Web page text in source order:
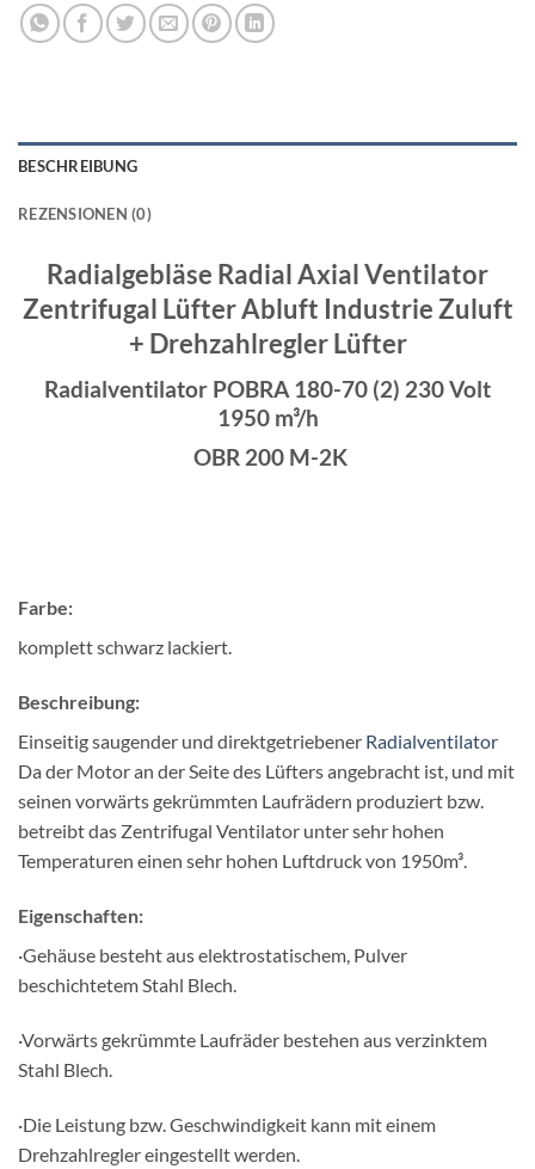
BESCHREIBUNG
REZENSIONEN (0)
Radialgebläse Radial Axial Ventilator
Zentrifugal Lüfter Abluft Industrie Zuluft
+ Drehzahlregler Lüfter
Radialventilator POBRA 180-70 (2) 230 Volt
1950 m³/h
OBR 200 M-2K
Farbe:
komplett schwarz lackiert.
Beschreibung:
Einseitig saugender und direktgetriebener Radialventilator
Da der Motor an der Seite des Lüfters angebracht ist, und mit
seinen vorwärts gekrümmten Laufrädern produziert bzw.
betreibt das Zentrifugal Ventilator unter sehr hohen
Temperaturen einen sehr hohen Luftdruck von 1950m³.
Eigenschaften:
·Gehäuse besteht aus elektrostatischem, Pulver
beschichtetem Stahl Blech.
·Vorwärts gekrümmte Laufräder bestehen aus verzinktem
Stahl Blech.
·Die Leistung bzw. Geschwindigkeit kann mit einem
Drehzahlregler eingestellt werden.